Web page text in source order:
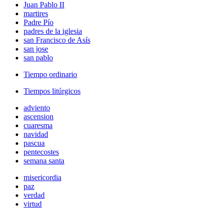
Juan Pablo II
martires
Padre Pío
padres de la iglesia
san Francisco de Asís
san jose
san pablo
Tiempo ordinario
Tiempos litúrgicos
adviento
ascension
cuaresma
navidad
pascua
pentecostes
semana santa
misericordia
paz
verdad
virtud